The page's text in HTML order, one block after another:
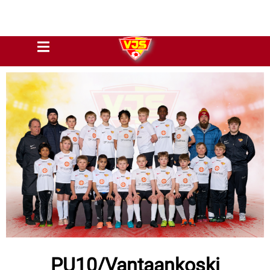
PU10/Vantaankoski